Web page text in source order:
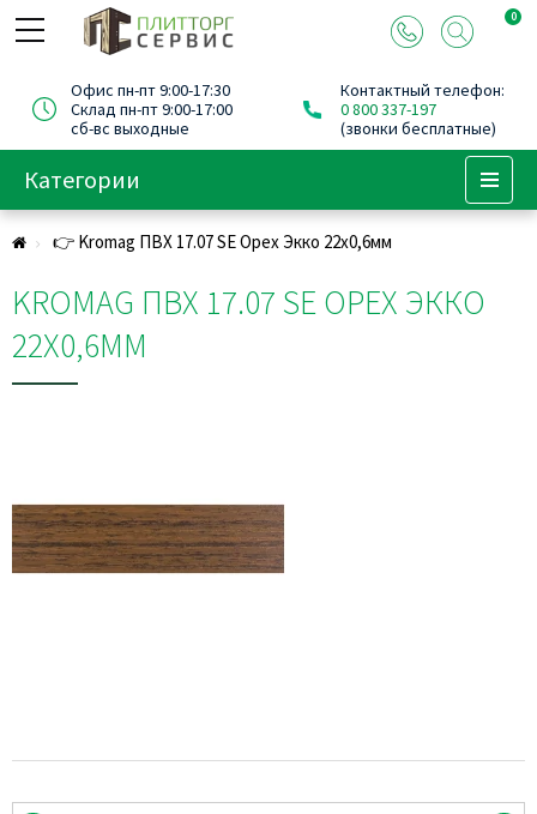
0
Офис пн-пт 9:00-17:30
Склад пн-пт 9:00-17:00
сб-вс выходные
Контактный телефон:
0 800 337-197
(звонки бесплатные)
Категории
👉 Kromag ПВХ 17.07 SЕ Орех Экко 22х0,6мм
KROMAG ПВХ 17.07 SЕ ОРЕХ ЭККО
22Х0,6ММ